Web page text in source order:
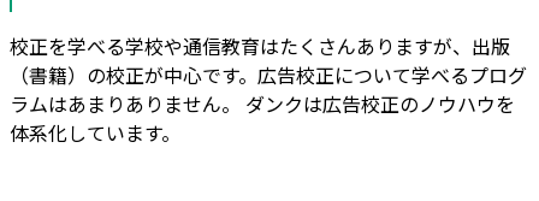
校正を学べる学校や通信教育はたくさんありますが、出版
（書籍）の校正が中心です。広告校正について学べるプログ
ラムはあまりありません。 ダンクは広告校正のノウハウを
体系化しています。